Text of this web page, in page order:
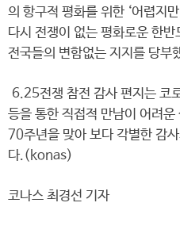
의 항구적 평화를 위한 ‘어렵지
다시 전쟁이 없는 평화로운 한
전국들의 변함없는 지지를 당부
6.25전쟁 참전 감사 편지는 코
등을 통한 직접적 만남이 어려
70주년을 맞아 보다 각별한 감
다.(konas)
코나스 최경선 기자